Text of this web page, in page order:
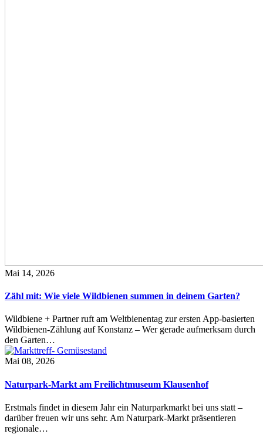
Mai 14, 2026
Zähl mit: Wie viele Wildbienen summen in deinem Garten?
Wildbiene + Partner ruft am Weltbienentag zur ersten App-basierten
Wildbienen-Zählung auf Konstanz – Wer gerade aufmerksam durch
den Garten…
Mai 08, 2026
Naturpark-Markt am Freilichtmuseum Klausenhof
Erstmals findet in diesem Jahr ein Naturparkmarkt bei uns statt –
darüber freuen wir uns sehr. Am Naturpark-Markt präsentieren
regionale…